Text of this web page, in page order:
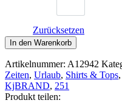
Zurücksetzen
KjBRAND
Shirt
Druck
mediterran
Kurzarm
Menge
In den Warenkorb
Artikelnummer: A12942
Zeiten, Urlaub, Shirts & Tops,
KjBRAND, 251
Produkt teilen: